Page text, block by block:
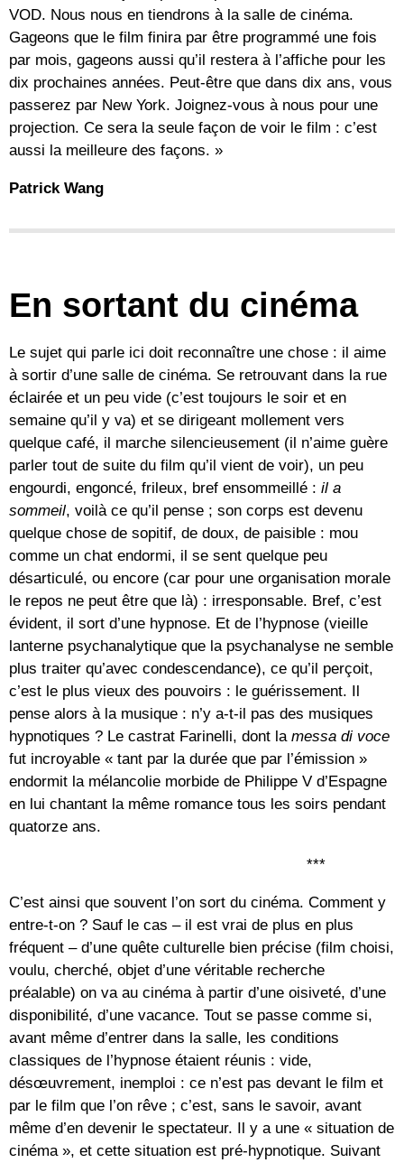
VOD. Nous nous en tiendrons à la salle de cinéma.
Gageons que le film finira par être programmé une fois
par mois, gageons aussi qu’il restera à l’affiche pour les
dix prochaines années. Peut-être que dans dix ans, vous
passerez par New York. Joignez-vous à nous pour une
projection. Ce sera la seule façon de voir le film : c’est
aussi la meilleure des façons. »
Patrick Wang
En sortant du cinéma
Le sujet qui parle ici doit reconnaître une chose : il aime
à sortir d’une salle de cinéma. Se retrouvant dans la rue
éclairée et un peu vide (c’est toujours le soir et en
semaine qu’il y va) et se dirigeant mollement vers
quelque café, il marche silencieusement (il n’aime guère
parler tout de suite du film qu’il vient de voir), un peu
engourdi, engoncé, frileux, bref ensommeillé : il a
sommeil, voilà ce qu’il pense ; son corps est devenu
quelque chose de sopitif, de doux, de paisible : mou
comme un chat endormi, il se sent quelque peu
désarticulé, ou encore (car pour une organisation morale
le repos ne peut être que là) : irresponsable. Bref, c’est
évident, il sort d’une hypnose. Et de l’hypnose (vieille
lanterne psychanalytique que la psychanalyse ne semble
plus traiter qu’avec condescendance), ce qu’il perçoit,
c’est le plus vieux des pouvoirs : le guérissement. Il
pense alors à la musique : n’y a-t-il pas des musiques
hypnotiques ? Le castrat Farinelli, dont la messa di voce
fut incroyable « tant par la durée que par l’émission »
endormit la mélancolie morbide de Philippe V d’Espagne
en lui chantant la même romance tous les soirs pendant
quatorze ans.
***
C’est ainsi que souvent l’on sort du cinéma. Comment y
entre-t-on ? Sauf le cas – il est vrai de plus en plus
fréquent – d’une quête culturelle bien précise (film choisi,
voulu, cherché, objet d’une véritable recherche
préalable) on va au cinéma à partir d’une oisiveté, d’une
disponibilité, d’une vacance. Tout se passe comme si,
avant même d’entrer dans la salle, les conditions
classiques de l’hypnose étaient réunis : vide,
désœuvrement, inemploi : ce n’est pas devant le film et
par le film que l’on rêve ; c’est, sans le savoir, avant
même d’en devenir le spectateur. Il y a une « situation de
cinéma », et cette situation est pré-hypnotique. Suivant